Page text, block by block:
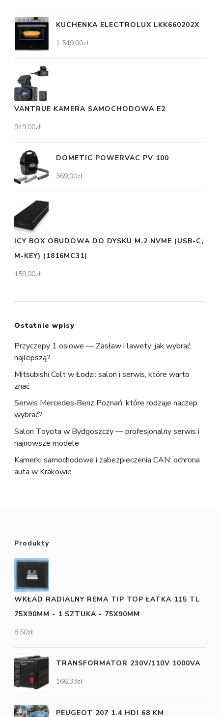
KUCHENKA ELECTROLUX LKK660202X
1 549,00zł
VANTRUE KAMERA SAMOCHODOWA E2
949,00zł
DOMETIC POWERVAC PV 100
369,00zł
ICY BOX OBUDOWA DO DYSKU M.2 NVME (USB-C,
M-KEY) (1816MC31)
159,00zł
Ostatnie wpisy
Przyczepy 1 osiowe — Zasław i lawety: jak wybrać
najlepszą?
Mitsubishi Colt w Łodzi: salon i serwis, które warto
znać
Serwis Mercedes‑Benz Poznań: które rodzaje naczep
wybrać?
Salon Toyota w Bydgoszczy — profesjonalny serwis i
najnowsze modele
Kamerki samochodowe i zabezpieczenia CAN: ochrona
auta w Krakowie
Produkty
WKŁAD RADIALNY REMA TIP TOP ŁATKA 115 TL
75X90MM - 1 SZTUKA - 75X90MM
8,50zł
TRANSFORMATOR 230V/110V 1000VA
166,33zł
PEUGEOT 207 1.4 HDI 68 KM